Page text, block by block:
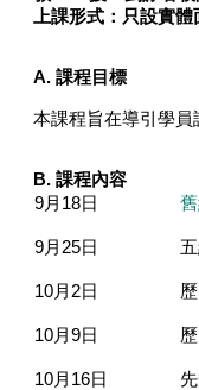
上課形式： 只設實
A. 課程目標
本課程旨在導引學員
B. 課程內容
9月18日
9月25日
10月2日
10月9日
10月16日